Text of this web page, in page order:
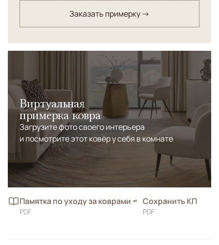
Заказать примерку →
Виртуальная
примерка ковра
Загрузите фото своего интерьера
и посмотрите этот ковёр у себя в комнате
Памятка по уходу за коврами
PDF
Сохранить КП
PDF